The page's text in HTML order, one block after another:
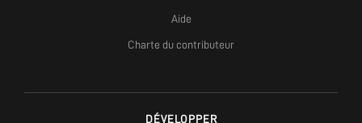
Aide
Charte du contributeur
DÉVELOPPER